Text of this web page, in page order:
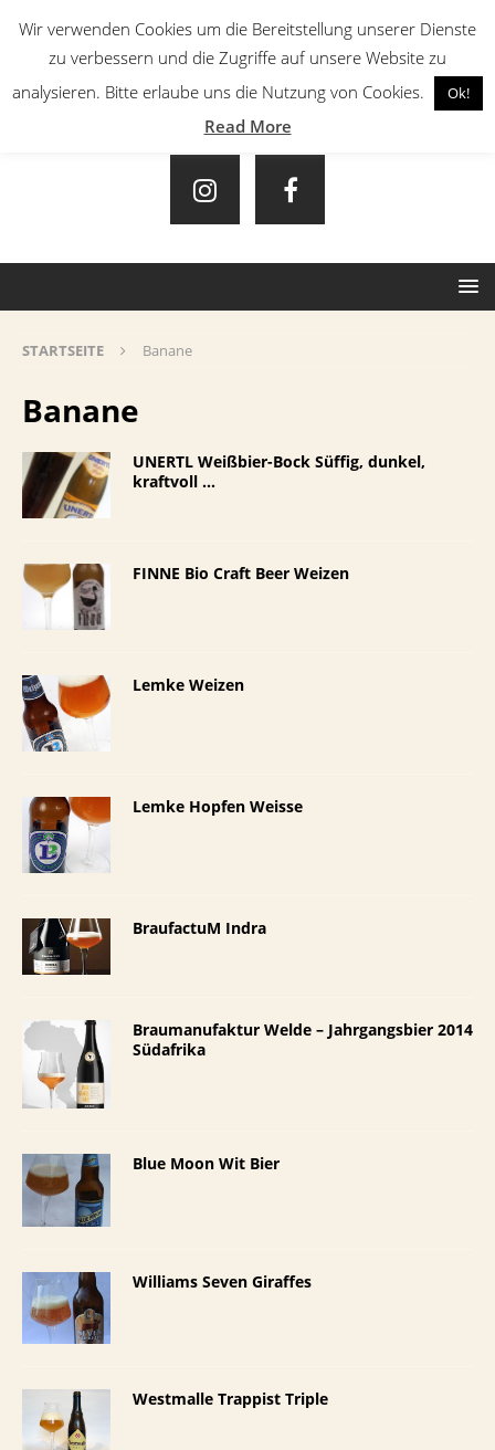
STARTSEITE Banane
Banane
UNERTL Weißbier-Bock Süffig, dunkel,
kraftvoll …
FINNE Bio Craft Beer Weizen
Lemke Weizen
Lemke Hopfen Weisse
BraufactuM Indra
Braumanufaktur Welde – Jahrgangsbier 2014
Südafrika
Blue Moon Wit Bier
Williams Seven Giraffes
Westmalle Trappist Triple
Wir verwenden Cookies um die Bereitstellung unserer Dienste
zu verbessern und die Zugriffe auf unsere Website zu
analysieren. Bitte erlaube uns die Nutzung von Cookies.
Ok!
Read More